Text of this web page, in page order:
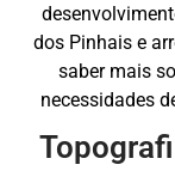
dos Pinhais e
saber mais
necessidades